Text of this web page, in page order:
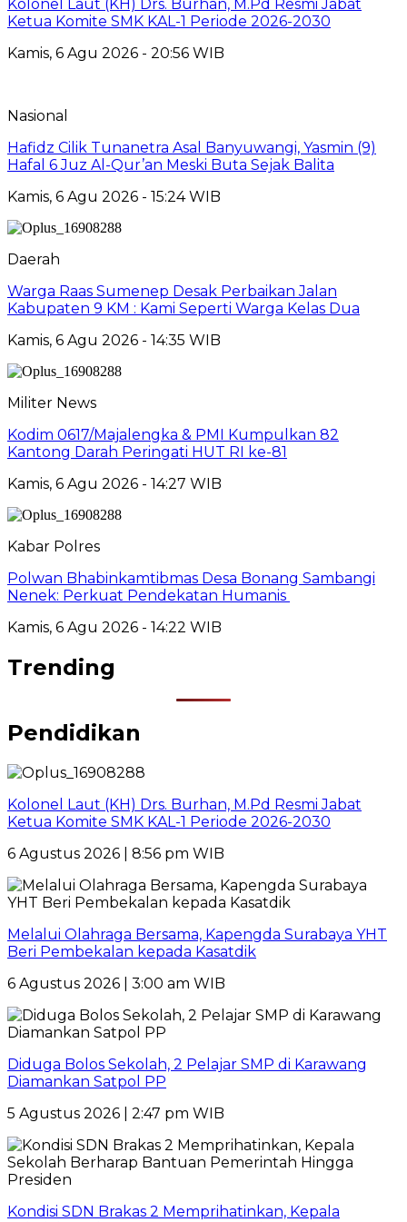
Kolonel Laut (KH) Drs. Burhan, M.Pd Resmi Jabat
Ketua Komite SMK KAL-1 Periode 2026-2030
Kamis, 6 Agu 2026 - 20:56 WIB
Nasional
Hafidz Cilik Tunanetra Asal Banyuwangi, Yasmin (9)
Hafal 6 Juz Al-Qur’an Meski Buta Sejak Balita
Kamis, 6 Agu 2026 - 15:24 WIB
Daerah
Warga Raas Sumenep Desak Perbaikan Jalan
Kabupaten 9 KM : Kami Seperti Warga Kelas Dua
Kamis, 6 Agu 2026 - 14:35 WIB
Militer News
Kodim 0617/Majalengka & PMI Kumpulkan 82
Kantong Darah Peringati HUT RI ke-81
Kamis, 6 Agu 2026 - 14:27 WIB
Kabar Polres
Polwan Bhabinkamtibmas Desa Bonang Sambangi
Nenek: Perkuat Pendekatan Humanis
Kamis, 6 Agu 2026 - 14:22 WIB
Trending
Pendidikan
Kolonel Laut (KH) Drs. Burhan, M.Pd Resmi Jabat
Ketua Komite SMK KAL-1 Periode 2026-2030
6 Agustus 2026 | 8:56 pm WIB
Melalui Olahraga Bersama, Kapengda Surabaya YHT
Beri Pembekalan kepada Kasatdik
6 Agustus 2026 | 3:00 am WIB
Diduga Bolos Sekolah, 2 Pelajar SMP di Karawang
Diamankan Satpol PP
5 Agustus 2026 | 2:47 pm WIB
Kondisi SDN Brakas 2 Memprihatinkan, Kepala